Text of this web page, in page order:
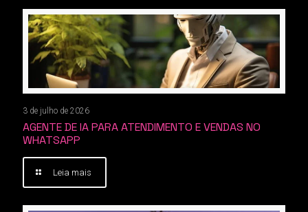
3 de julho de 2026
AGENTE DE IA PARA ATENDIMENTO E VENDAS NO
WHATSAPP
Leia mais